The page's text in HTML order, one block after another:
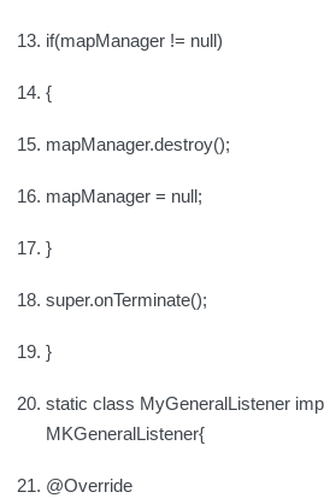
if(mapManager != null)
{
mapManager.destroy();
mapManager = null;
}
super.onTerminate();
}
static class MyGeneralListener
MKGeneralListener{
@Override